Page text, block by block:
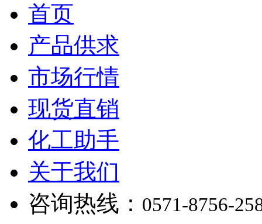
首页
产品供求
市场行情
现货直销
化工助手
关于我们
咨询热线： 0571-8756-